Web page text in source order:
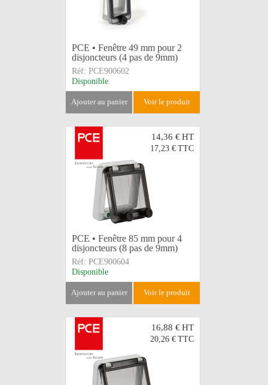
PCE • Fenêtre 49 mm pour 2
disjoncteurs (4 pas de 9mm)
Réf: PCE900602
Disponible
ajouter au panier voir le produit
14,36 €HT
17,23 € TTC
PCE • Fenêtre 85 mm pour 4
disjoncteurs (8 pas de 9mm)
Réf: PCE900604
Disponible
ajouter au panier voir le produit
16,88 €HT
20,26 € TTC